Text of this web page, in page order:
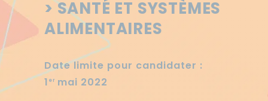
> SANTÉ ET SYSTÈMES
ALIMENTAIRES
Date limite pour candidater :
1 er mai 2022